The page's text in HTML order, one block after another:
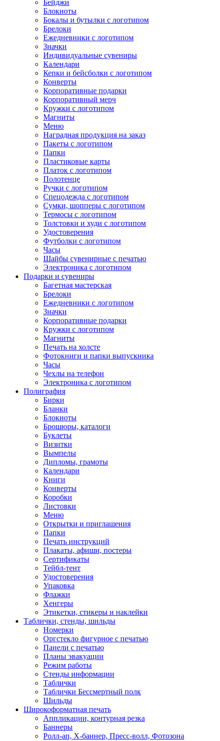
Бейджи
Блокноты
Бокалы и бутылки с логотипом
Брелоки
Ежедневники с логотипом
Значки
Индивидуальные сувениры
Календари
Кепки и бейсболки с логотипом
Конверты
Корпоративные подарки
Корпоративный мерч
Кружки с логотипом
Магниты
Меню
Наградная продукция на заказ
Пакеты с логотипом
Папки
Пластиковые карты
Платок с логотипом
Полотенце
Ручки с логотипом
Спецодежда с логотипом
Сумки, шопперы с логотипом
Термосы с логотипом
Толстовки и худи с логотипом
Удостоверения
Футболки с логотипом
Часы
Шайбы сувенирные с печатью
Электроника с логотипом
Подарки и сувениры
Багетная мастерская
Брелоки
Ежедневники с логотипом
Значки
Корпоративные подарки
Кружки с логотипом
Магниты
Печать на холсте
Фотокниги и папки выпускника
Часы
Чехлы на телефон
Электроника с логотипом
Полиграфия
Бирки
Бланки
Блокноты
Брошюры, каталоги
Буклеты
Визитки
Вымпелы
Дипломы, грамоты
Календари
Книги
Конверты
Коробки
Листовки
Меню
Открытки и приглашения
Папки
Печать инструкций
Плакаты, афиши, постеры
Сертификаты
Тейбл-тент
Удостоверения
Упаковка
Флажки
Хенгеры
Этикетки, стикеры и наклейки
Таблички, стенды, шильды
Номерки
Оргстекло фигурное с печатью
Панели с печатью
Планы эвакуации
Режим работы
Стенды информации
Таблички
Таблички Бессмертный полк
Шильды
Широкоформатная печать
Аппликации, контурная резка
Баннеры
Ролл-ап, X-баннер, Пресс-волл, Фотозона